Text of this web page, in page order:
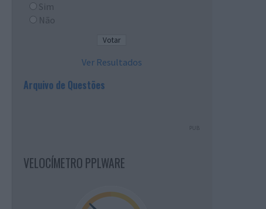
Sim
Não
Ver Resultados
Arquivo de Questões
PUB
VELOCÍMETRO PPLWARE